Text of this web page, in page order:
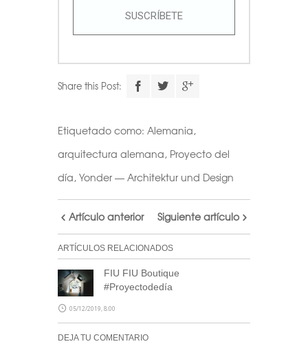
SUSCRÍBETE
Share this Post:
Etiquetado como: Alemania,
arquitectura alemana, Proyecto del
día, Yonder — Architektur und Design
Artículo anterior Siguiente artículo
ARTÍCULOS RELACIONADOS
FIU FIU Boutique
#Proyectodedía
05/12/2019, 8:00
DEJA TU COMENTARIO